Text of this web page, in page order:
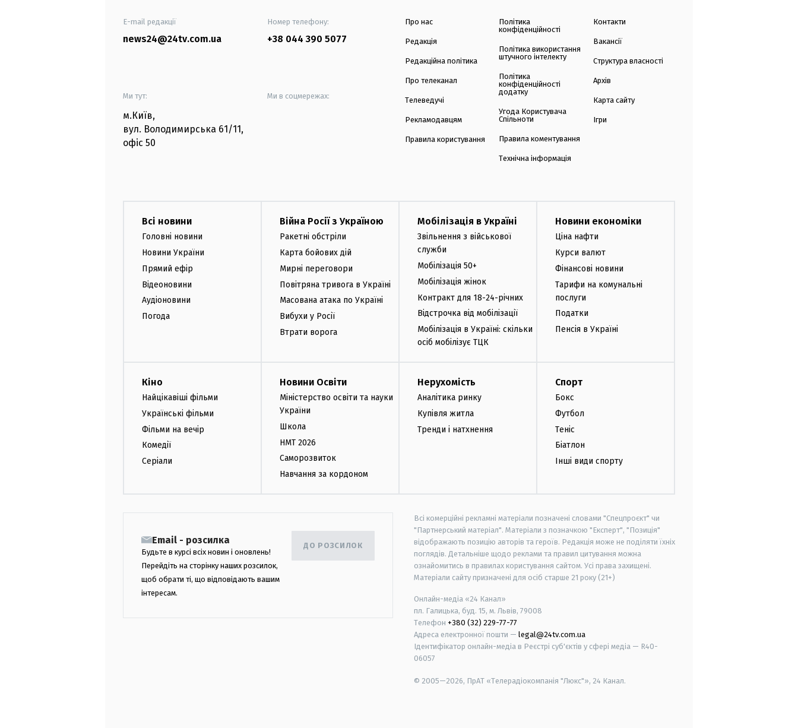
E-mail редакції
news24@24tv.com.ua
Номер телефону:
+38 044 390 5077
Ми тут:
м.Київ,
вул. Володимирська 61/11,
офіс 50
Ми в соцмережах:
Про нас
Редакція
Редакційна політика
Про телеканал
Телеведучі
Рекламодавцям
Правила користування
Політика
конфіденційності
Політика використання
штучного інтелекту
Політика
конфіденційності
додатку
Угода Користувача
Спільноти
Правила коментування
Технічна інформація
Контакти
Вакансії
Структура власності
Архів
Карта сайту
Ігри
Всі новини
Головні новини
Новини України
Прямий ефір
Відеоновини
Аудіоновини
Погода
Війна Росії з Україною
Ракетні обстріли
Карта бойових дій
Мирні переговори
Повітряна тривога в Україні
Масована атака по Україні
Вибухи у Росії
Втрати ворога
Мобілізація в Україні
Звільнення з військової
служби
Мобілізація 50+
Мобілізація жінок
Контракт для 18-24-річних
Відстрочка від мобілізації
Мобілізація в Україні: скільки
осіб мобілізує ТЦК
Новини економіки
Ціна нафти
Курси валют
Фінансові новини
Тарифи на комунальні
послуги
Податки
Пенсія в Україні
Кіно
Найцікавіші фільми
Українські фільми
Фільми на вечір
Комедії
Серіали
Новини Освіти
Міністерство освіти та науки
України
Школа
НМТ 2026
Саморозвиток
Навчання за кордоном
Нерухомість
Аналітика ринку
Купівля житла
Тренди і натхнення
Спорт
Бокс
Футбол
Теніс
Біатлон
Інші види спорту
Email - розсилка
Будьте в курсі всіх новин і оновлень!
Перейдіть на сторінку наших розсилок,
щоб обрати ті, що відповідають вашим
інтересам.
ДО РОЗСИЛОК
Всі комерційні рекламні матеріали позначені словами "Спецпроєкт" чи
"Партнерський матеріал". Матеріали з позначкою "Експерт", "Позиція"
відображають позицію авторів та героїв. Редакція може не поділяти їхніх
поглядів. Детальніше щодо реклами та правил цитування можна
ознайомитись в правилах користування сайтом. Усі права захищені.
Матеріали сайту призначені для осіб старше 21 року (21+)
Онлайн-медіа «24 Канал»
пл. Галицька, буд. 15, м. Львів, 79008
Телефон +380 (32) 229-77-77
Адреса електронної пошти — legal@24tv.com.ua
Ідентифікатор онлайн-медіа в Реєстрі суб'єктів у сфері медіа — R40-
06057
© 2005—2026, ПрАТ «Телерадіокомпанія "Люкс"», 24 Канал.